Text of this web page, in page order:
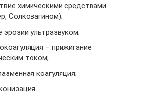
химическими средствами
Солковагином);
эрозии ультразвуком;
– прижигание
током;
коагуляция;